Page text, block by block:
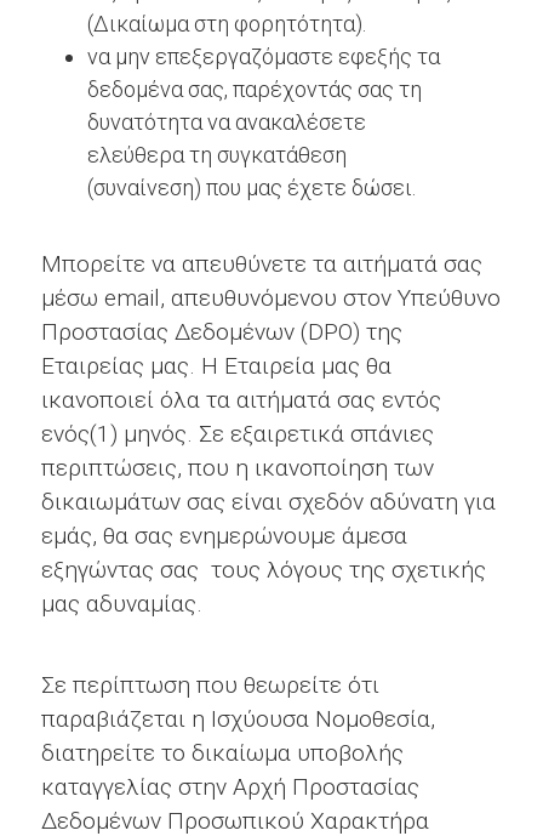
(Δικαίωμα στη φορητότητα).
να μην επεξεργαζόμαστε εφεξής τα
δεδομένα σας, παρέχοντάς σας τη
δυνατότητα να ανακαλέσετε
ελεύθερα τη συγκατάθεση
(συναίνεση) που μας έχετε δώσει.
Μπορείτε να απευθύνετε τα αιτήματά σας
μέσω email, απευθυνόμενου στον Υπεύθυνο
Προστασίας Δεδομένων (DPO) της
Εταιρείας μας. Η Εταιρεία μας θα
ικανοποιεί όλα τα αιτήματά σας εντός
ενός(1) μηνός. Σε εξαιρετικά σπάνιες
περιπτώσεις, που η ικανοποίηση των
δικαιωμάτων σας είναι σχεδόν αδύνατη για
εμάς, θα σας ενημερώνουμε άμεσα
εξηγώντας σας τους λόγους της σχετικής
μας αδυναμίας.
Σε περίπτωση που θεωρείτε ότι
παραβιάζεται η Ισχύουσα Νομοθεσία,
διατηρείτε το δικαίωμα υποβολής
καταγγελίας στην Αρχή Προστασίας
Δεδομένων Προσωπικού Χαρακτήρα